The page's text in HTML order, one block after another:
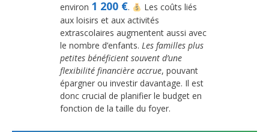
environ 1 200 €.
Les coûts liés
aux loisirs et aux activités
extrascolaires augmentent aussi avec
le nombre d’enfants. Les familles plus
petites bénéficient souvent d’une
flexibilité financière accrue, pouvant
épargner ou investir davantage. Il est
donc crucial de planifier le budget en
fonction de la taille du foyer.